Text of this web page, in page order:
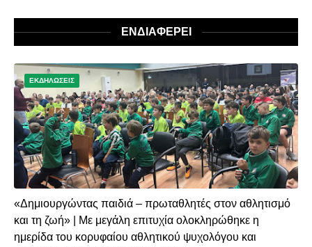
ΕΝΔΙΑΦΕΡΕΙ
ΕΚΔΗΛΩΣΕΙΣ
«Δημιουργώντας παιδιά – πρωταθλητές στον αθλητισμό
και τη ζωή» | Με μεγάλη επιτυχία ολοκληρώθηκε η
ημερίδα του κορυφαίου αθλητικού ψυχολόγου και